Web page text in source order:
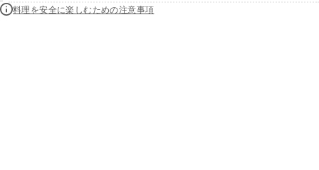
料理を安全に楽しむための注意事項